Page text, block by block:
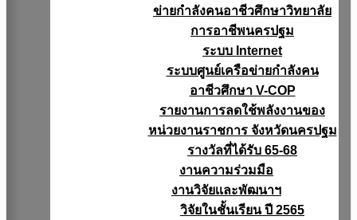
ข่ายกำลังคนอาชีวศึกษาวิทยาลัย
การอาชีพนครปฐม
ระบบ Internet
ระบบศูนย์เครือข่ายกำลังคน
อาชีวศึกษา V-COP
รายงานการลดใช้พลังงานของ
หน่วยงานราชการ จังหวัดนครปฐม
รางวัลที่ได้รับ 65-68
งานความร่วมมือ
งานวิจัยเเละพัฒนาฯ
วิจัยในชั้นเรียน ปี 2565